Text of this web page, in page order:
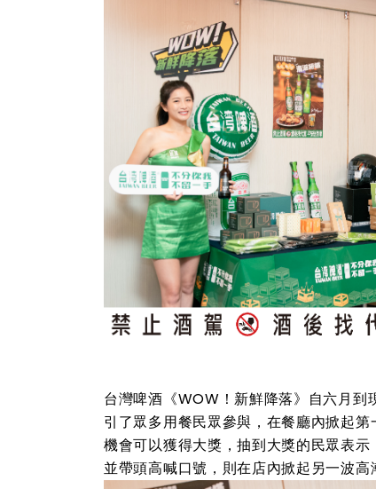
台灣啤酒《WOW！新鮮降落》自六月到
引了眾多用餐民眾參與，在餐廳內掀起
機會可以獲得大獎，抽到大獎的民眾表
並帶頭高喊口號，則在店內掀起另一波高